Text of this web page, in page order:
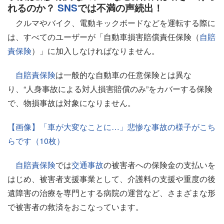
れるのか？ SNSでは不満の声続出！
クルマやバイク、電動キックボードなどを運転する際に
は、すべてのユーザーが「自動車損害賠償責任保険（自賠
責保険）」に加入しなければなりません。
自賠責保険は一般的な自動車の任意保険とは異な
り、“人身事故による対人損害賠償のみ”をカバーする保険
で、物損事故は対象になりません。
【画像】「車が大変なことに…」悲惨な事故の様子がこち
らです（10枚）
自賠責保険では交通事故の被害者への保険金の支払いを
はじめ、被害者支援事業として、介護料の支援や重度の後
遺障害の治療を専門とする病院の運営など、さまざまな形
で被害者の救済をおこなっています。